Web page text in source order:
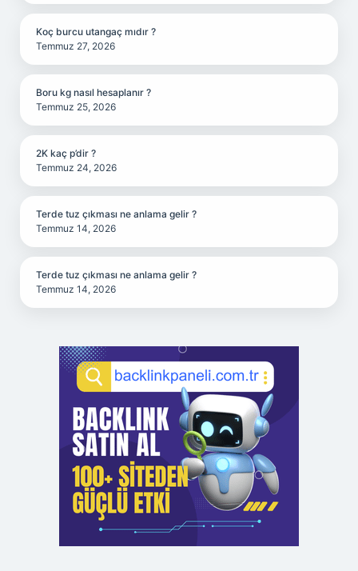
Koç burcu utangaç mıdır ?
Temmuz 27, 2026
Boru kg nasıl hesaplanır ?
Temmuz 25, 2026
2K kaç p’dir ?
Temmuz 24, 2026
Terde tuz çıkması ne anlama gelir ?
Temmuz 14, 2026
Terde tuz çıkması ne anlama gelir ?
Temmuz 14, 2026